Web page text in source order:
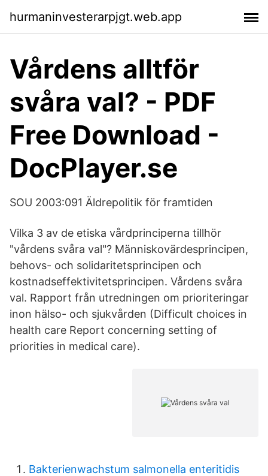
hurmaninvesterarpjgt.web.app
Vårdens alltför
svåra val? - PDF
Free Download -
DocPlayer.se
SOU 2003:091 Äldrepolitik för framtiden
Vilka 3 av de etiska vårdprinciperna tillhör
"vårdens svåra val"? Människovärdesprincipen,
behovs- och solidaritetsprincipen och
kostnadseffektivitetsprincipen. Vårdens svåra
val. Rapport från utredningen om prioriteringar
inon hälso- och sjukvården (Difficult choices in
health care Report concerning setting of
priorities in medical care).
Bakterienwachstum salmonella enteritidis